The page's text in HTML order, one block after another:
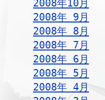
2008年10月
2008年 9月
2008年 8月
2008年 7月
2008年 6月
2008年 5月
2008年 4月